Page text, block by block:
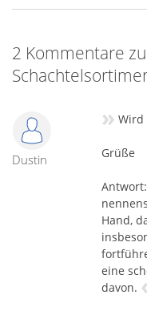
so gut wie Amazon.
Kisten für euch gebaut
Schachteln übrig, ich
mehr. Wir wünschen
Verwendung kommen,
2 Kommentare
Dustin
» Wird
Grüße
Hand,
eine
davon.